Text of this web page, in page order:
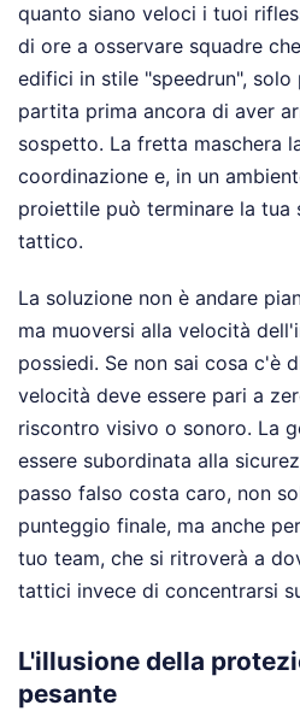
quanto siano veloci i tuoi
di ore a osservare squadre
edifici in stile "speedrun", solo
partita prima ancora di aver
sospetto. La fretta maschera
coordinazione e, in un
proiettile può terminare la tua
tattico.
La soluzione non è andare
ma muoversi alla velocità
possiedi. Se non sai cosa c'è
velocità deve essere pari a
riscontro visivo o sonoro. La
essere subordinata alla
passo falso costa caro, non
punteggio finale, ma anche
tuo team, che si ritroverà a
tattici invece di concentrarsi
L'illusione della
pesante